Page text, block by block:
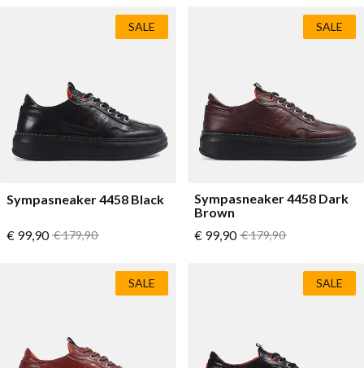
Sympasneaker 4458 Black
Vanaf
€ 99,90 Normale prijs
€ 179,90
SALE
Sympasneaker 4458 Dark
Brown
Vanaf
€ 99,90 Normale prijs
€ 179,90
SALE
SALE SALE